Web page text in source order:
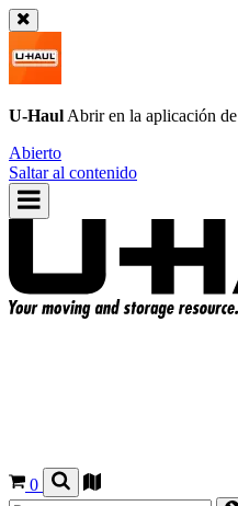
U-Haul Abrir en la aplicación de
Abierto
Saltar al contenido
0